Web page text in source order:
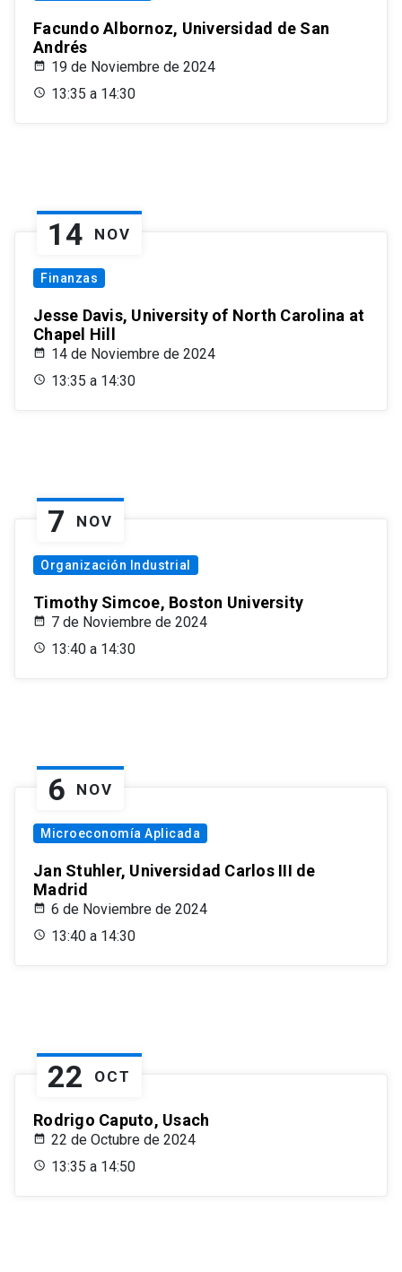
Facundo Albornoz, Universidad de San
Andrés
19 de Noviembre de 2024
13:35 a 14:30
14 NOV
Finanzas
Jesse Davis, University of North Carolina at
Chapel Hill
14 de Noviembre de 2024
13:35 a 14:30
7 NOV
Organización Industrial
Timothy Simcoe, Boston University
7 de Noviembre de 2024
13:40 a 14:30
6 NOV
Microeconomía Aplicada
Jan Stuhler, Universidad Carlos III de
Madrid
6 de Noviembre de 2024
13:40 a 14:30
22 OCT
Rodrigo Caputo, Usach
22 de Octubre de 2024
13:35 a 14:50